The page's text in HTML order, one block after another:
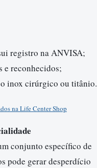
registro na ANVISA;
e reconhecidos;
inox cirúrgico ou titânio.
na Life Center Shop
conjunto específico de
pode gerar desperdício